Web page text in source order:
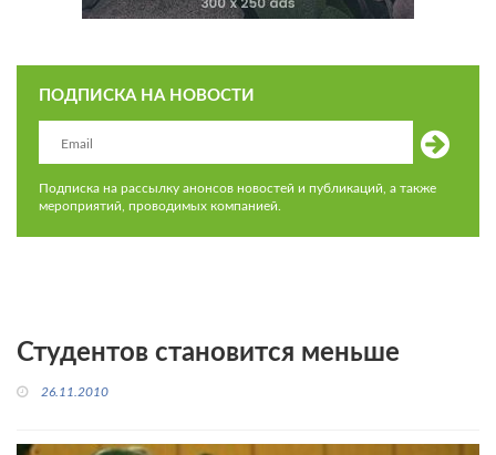
ПОДПИСКА НА НОВОСТИ
Подписка на рассылку анонсов новостей и публикаций, а также
мероприятий, проводимых компанией.
Студентов становится меньше
26.11.2010